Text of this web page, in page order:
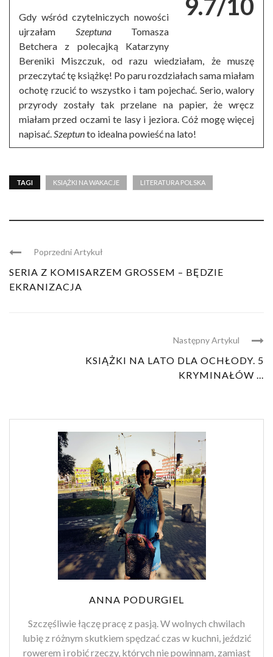
9.7/10
Gdy wśród czytelniczych nowości
ujrzałam SzeptunaTomasza
Betchera z polecajką Katarzyny
Bereniki Miszczuk, od razu wiedziałam, że muszę
przeczytać tę książkę! Po paru rozdziałach sama miałam
ochotę rzucić to wszystko i tam pojechać. Serio, walory
przyrody zostały tak przelane na papier, że wręcz
miałam przed oczami te lasy i jeziora. Cóż mogę więcej
napisać.Szeptunto idealna powieść na lato!
TAGI KSIĄŻKI NA WAKACJE LITERATURA POLSKA
Poprzedni Artykuł
SERIA Z KOMISARZEM GROSSEM – BĘDZIE
EKRANIZACJA
Następny Artykul
KSIĄŻKI NA LATO DLA OCHŁODY. 5
KRYMINAŁÓW ...
ANNA PODURGIEL
Szczęśliwie łączę pracę z pasją. W wolnych chwilach
lubię z różnym skutkiem spędzać czas w kuchni, jeździć
rowerem i robić rzeczy, których nie powinnam, zamiast